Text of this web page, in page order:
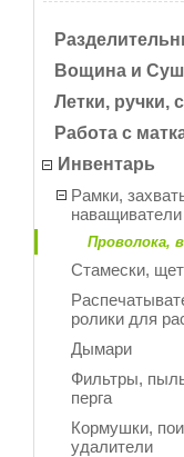
Вощина и
Летки, ручки,
Работа с
Инвентарь
Рамки,
наващиватели
Проволока,
Стамески,
ролики для
Дымари
Фильтры,
перга
Кормушки,
удалители